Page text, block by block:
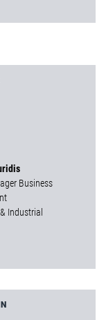
Business
Industrial